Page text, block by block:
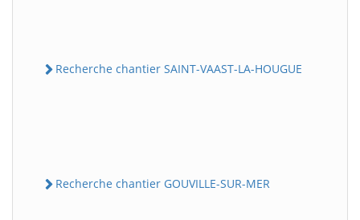
Recherche chantier SAINT-VAAST-LA-HOUGUE
Recherche chantier GOUVILLE-SUR-MER